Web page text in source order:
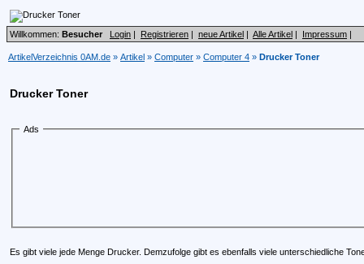
Willkommen: Besucher Login | Registrieren | neue Artikel | Alle Artikel | Impressum |
ArtikelVerzeichnis 0AM.de » Artikel » Computer » Computer 4 » Drucker Toner
Drucker Toner
Ads
Es gibt viele jede Menge Drucker. Demzufolge gibt es ebenfalls viele unterschiedliche